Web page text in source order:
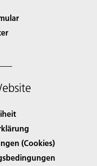
(Cookies)